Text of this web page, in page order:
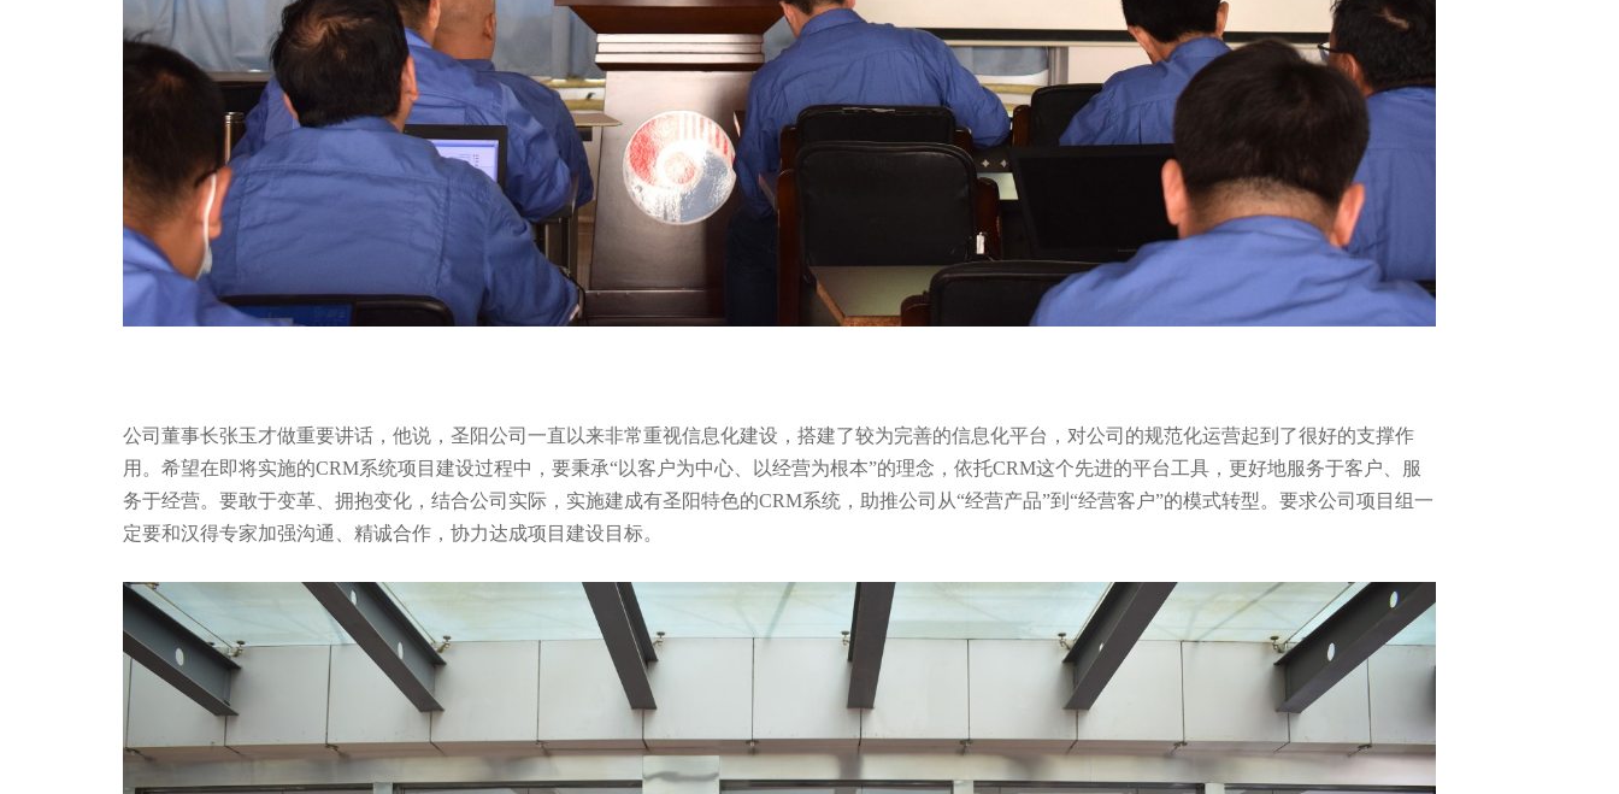
公司董事长张玉才做重要讲话，他说，圣阳公司一直以来非常重视信息化建设，搭建了较为完善的信息化平台，对公司的规范化运营起到了很好的支撑作
用。希望在即将实施的CRM系统项目建设过程中，要秉承“以客户为中心、以经营为根本”的理念，依托CRM这个先进的平台工具，更好地服务于客户、服
务于经营。要敢于变革、拥抱变化，结合公司实际，实施建成有圣阳特色的CRM系统，助推公司从“经营产品”到“经营客户”的模式转型。要求公司项目组一
定要和汉得专家加强沟通、精诚合作，协力达成项目建设目标。